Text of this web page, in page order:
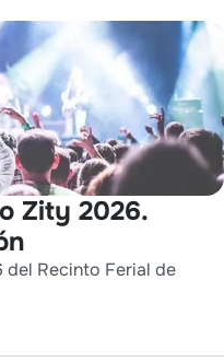
Zity 2026.
Recinto Ferial de